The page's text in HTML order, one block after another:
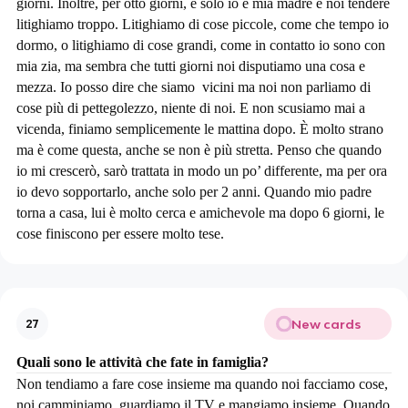
litighiamo troppo. Litighiamo di cose piccole, come che tempo io
dormo, o litighiamo di cose grandi, come in contatto io sono con
mia zia, ma sembra che tutti giorni noi disputiamo una cosa e
mezza. Io posso dire che siamo vicini ma noi non parliamo di
cose più di pettegolezzo, niente di noi. E non scusiamo mai a
vicenda, finiamo semplicemente le mattina dopo. È molto strano
ma è come questa, anche se non è più stretta. Penso che quando
io mi crescerò, sarò trattata in modo un po’ differente, ma per ora
io devo sopportarlo, anche solo per 2 anni. Quando mio padre
torna a casa, lui è molto cerca e amichevole ma dopo 6 giorni, le
cose finiscono per essere molto tese.
27 New cards
Quali sono le attività che fate in famiglia?
Non tendiamo a fare cose insieme ma quando noi facciamo cose,